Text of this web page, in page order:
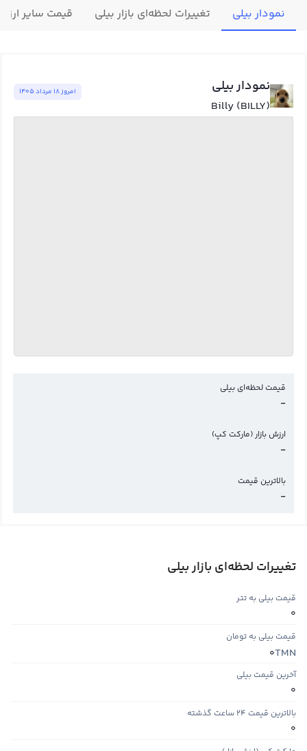
نمودار بیلی تغییرات لحظه‌ای بازار بیلی قیمت سایر
نمودار بیلی
Billy (BILLY)
امروز ١٨ مرداد ١٤٠٥
قیمت لحظه‌ای بیلی
-
ارزش بازار (مارکت کپ)
-
بالاترین قیمت
-
تغییرات لحظه‌ای بازار بیلی
قیمت بیلی به تتر
0
قیمت بیلی به تومان
TMN
0
آخرین قیمت بیلی
0
بالاترین قیمت ۲۴ ساعت گذشته
0